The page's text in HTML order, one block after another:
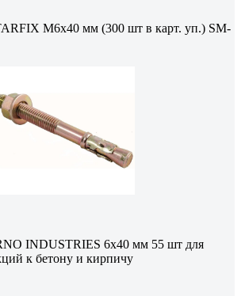
М6x40 мм (300 шт в карт. уп.) SM-
INDUSTRIES 6х40 мм 55 шт для
к бетону и кирпичу